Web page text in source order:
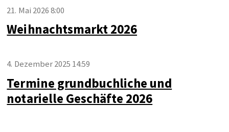
Weihnachtsmarkt 2026
21. Mai 2026 8:00
Termine grundbuchliche und
notarielle Geschäfte 2026
4. Dezember 2025 14:59